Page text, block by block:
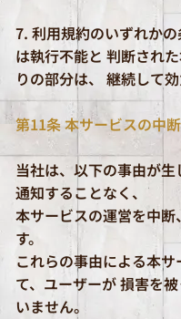
7. 利用規約のいずれか
は執行不能と 判断され
りの部分は、 継続して
第11条 本サービスの中
当社は、以下の事由が生
通知することなく、
本サービスの運営を中
す。
これらの事由による本
て、ユーザーが 損害を
いません。